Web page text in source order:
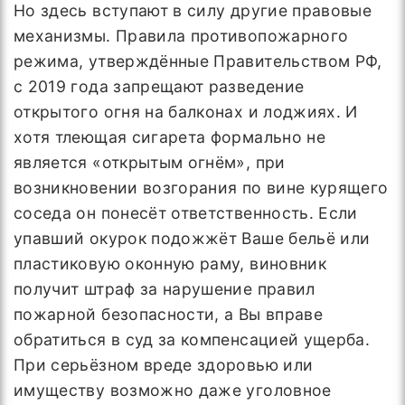
Но здесь вступают в силу другие правовые
механизмы. Правила противопожарного
режима, утверждённые Правительством РФ,
с 2019 года запрещают разведение
открытого огня на балконах и лоджиях. И
хотя тлеющая сигарета формально не
является «открытым огнём», при
возникновении возгорания по вине курящего
соседа он понесёт ответственность. Если
упавший окурок подожжёт Ваше бельё или
пластиковую оконную раму, виновник
получит штраф за нарушение правил
пожарной безопасности, а Вы вправе
обратиться в суд за компенсацией ущерба.
При серьёзном вреде здоровью или
имуществу возможно даже уголовное